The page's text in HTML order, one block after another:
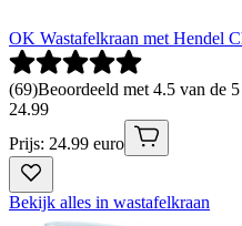
OK Wastafelkraan met Hendel
(69)Beoordeeld met 4.5 van de
24.99
Prijs: 24.99 euro
Bekijk alles in wastafelkraan